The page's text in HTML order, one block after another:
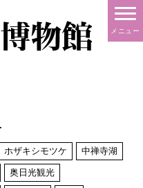
メニュー
ホザキシモツケ 中禅寺湖
奥日光観光